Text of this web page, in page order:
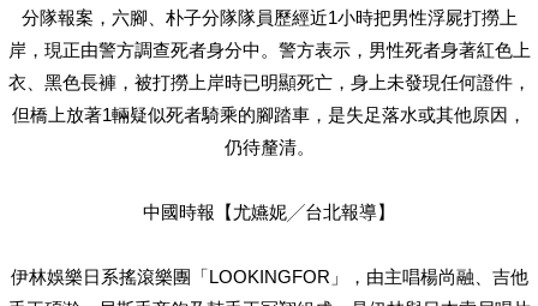
分隊報案，六腳、朴子分隊隊員歷經近1小時把男性浮屍打撈上
岸，現正由警方調查死者身分中。警方表示，男性死者身著紅色上
衣、黑色長褲，被打撈上岸時已明顯死亡，身上未發現任何證件，
但橋上放著1輛疑似死者騎乘的腳踏車，是失足落水或其他原因，
仍待釐清。
中國時報【尤嬿妮╱台北報導】
伊林娛樂日系搖滾樂團「LOOKINGFOR」，由主唱楊尚融、吉他